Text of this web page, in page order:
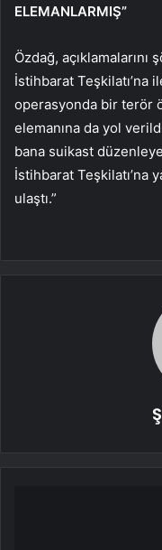
ELEMANLARMIŞ”
Özdağ,
İstihbarat Teşkilatı’na
operasyonda bir terör
elemanına da yol
bana suikast
İstihbarat Teşkilatı’na
ulaştı.”